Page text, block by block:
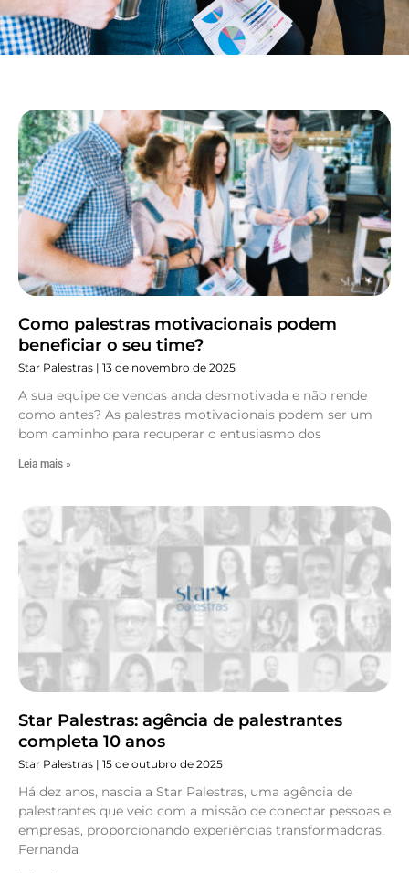
Como palestras motivacionais podem
beneficiar o seu time?
Star Palestras 13 de novembro de 2025
A sua equipe de vendas anda desmotivada e não rende
como antes? As palestras motivacionais podem ser um
bom caminho para recuperar o entusiasmo dos
Leia mais »
Star Palestras: agência de palestrantes
completa 10 anos
Star Palestras 15 de outubro de 2025
Há dez anos, nascia a Star Palestras, uma agência de
palestrantes que veio com a missão de conectar pessoas e
empresas, proporcionando experiências transformadoras.
Fernanda
Página
Página
Página
PáginaPágina